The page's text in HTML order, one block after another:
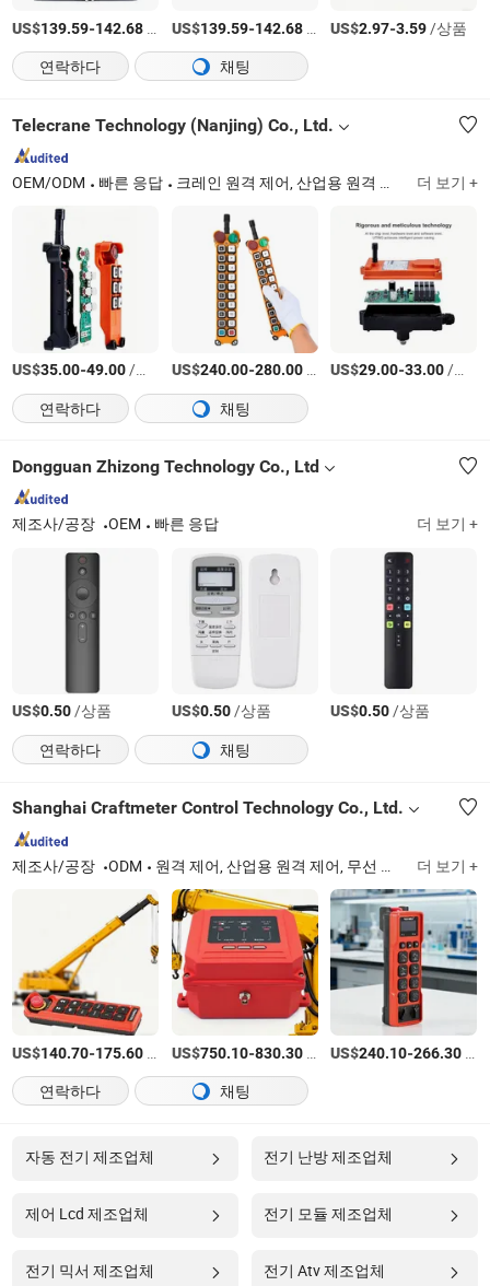
US$139.59-142.68 US$139.59-142.68/상품 US$2.97-3.59/상품
연락하다
채팅
Telecrane Technology (Nanjing) Co., Ltd.
OEM/ODM 빠른 응답 크레인 원격 제어, 산업용 원격 제어, 무선 원격 제어, 라디오 원격 제어, 조이스틱 원격 제어 더 보기 +
US$35.00-49.00/상품 US$240.00-280.00/상품 US$29.00-33.00/상품
연락하다
채팅
Dongguan Zhizong Technology Co., Ltd
제조사/공장 OEM 빠른 응답 더 보기 +
US$0.50/상품 US$0.50/상품 US$0.50/상품
연락하다
채팅
Shanghai Craftmeter Control Technology Co., Ltd.
제조사/공장 ODM 원격 제어, 산업용 원격 제어, 무선 원격 제어, 트럭 원격 제어, 크레인 원격 제어기, 크레인 라디오 원격 제어, 조이스틱 원격 제어기, 크레인 호이스트 원격 제어 더 보기 +
US$140.70-175.60 US$750.10-830.30/세트 US$240.10-266.30
연락하다
채팅
자동 전기 제조업체 전기 난방 제조업체
제어 Lcd 제조업체 전기 모듈 제조업체
전기 믹서 제조업체 전기 Atv 제조업체